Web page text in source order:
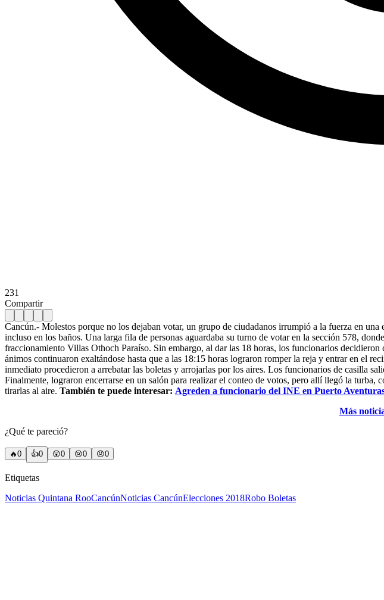
231
Compartir
Cancún.- Molestos porque no los dejaban votar, un grupo de ciudadanos irrumpió a la fuerza en
incluso en los baños. Una larga fila de personas aguardaba su turno de votar en la sección 578,
fraccionamiento Villas Othoch Paraíso. Sin embargo, al dar las 18 horas, los funcionarios
ánimos continuaron exaltándose hasta que a las 18:15 horas lograron romper la reja y entrar en el
inmediato procedieron a arrebatar las boletas y arrojarlas por los aires. Los funcionarios de casilla
Finalmente, lograron encerrarse en un salón para realizar el conteo de votos, pero allí llegó la turba,
tirarlas al aire. También te puede interesar: Agreden a funcionario del INE en Puerto
Más
¿Qué te pareció?
🔥0 👍0 😲0 😢0 😠0
Etiquetas
Noticias Quintana RooCancúnNoticias CancúnElecciones 2018Robo Boletas